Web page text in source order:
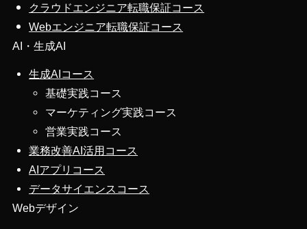
クラウドエンジニア転職保証コース
Webエンジニア転職保証コース
AI・生成AI
生成AIコース
基礎実践コース
マーケティング実践コース
営業実践コース
業務改善AI活用コース
AIアプリコース
データサイエンスコース
Webデザイン